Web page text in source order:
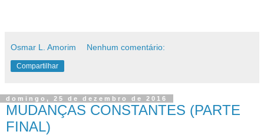
Osmar L. Amorim Nenhum comentário:
Compartilhar
domingo, 25 de dezembro de 2016
MUDANÇAS CONSTANTES (PARTE
FINAL)